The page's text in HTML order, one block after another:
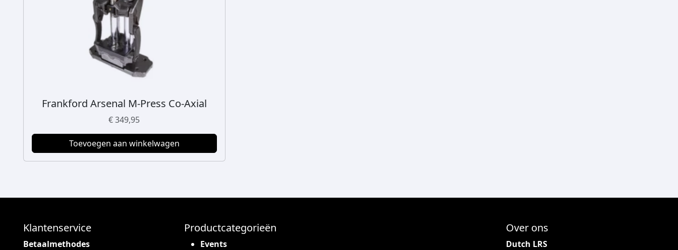
Frankford Arsenal M-Press Co-Axial
€349,95
Toevoegen aan winkelwagen
Klantenservice
Betaalmethodes
Productcategorieën
Events
Over ons
Dutch LRS